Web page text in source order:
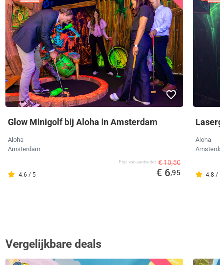
Glow Minigolf bij Aloha in Amsterdam
Aloha
Amsterdam
4.6 / 5
Prijs van aanbieder € 10,50
€ 6,95
Aloha
4.8 /
Vergelijkbare deals